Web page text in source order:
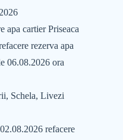
apa cartier Priseaca
rezerva apa
06.08.2026 ora
Schela, Livezi
refacere